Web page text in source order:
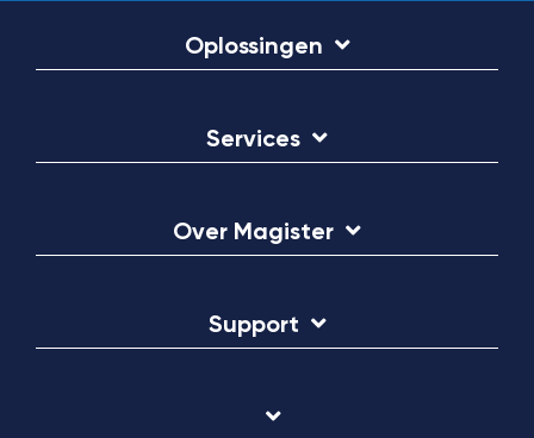
Oplossingen
Services
Over Magister
Support